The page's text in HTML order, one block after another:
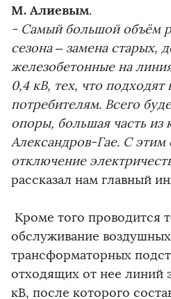
М. Алиевым.
- Самый большой объём
сезона – замена старых,
железобетонные на
0,4 кВ, тех, что подходят
потребителям. Всего
опоры, большая часть из
Александров-Гае. С этим
отключение
рассказал нам главный
Кроме того проводится
обслуживание
трансформаторных
отходящих от нее линий
кВ, после которого